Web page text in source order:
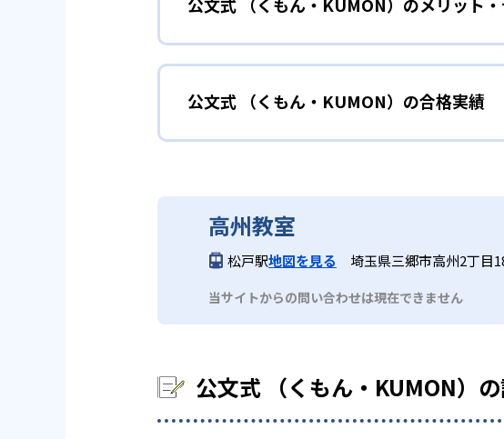
02 自学自習スタイル
KUMONの教材は、簡単な問題から高度な問題
時期から高校教材に進む生徒もいる。
03 フレキシブルな受講ス
KUMONでは、教室が開いている時間内であ
も通室しやすい。また、教室によっては自宅か
KUMONでは細かいステップに分かれた教材で
目でも自分で解けた達成感を味わうことで、少
中学生・高校生 部活や習い事と両立
宿題の量や進め方に関しては、いつでも気軽に
どんなメリットがある？
KUMONでは自学自習スタイルで勉強するため
い。
どんなデメリットがある？
KUMONでは、中高生のクラスでも数学・英
だろう。
公文式 （くもん・KUMON）の合格実績
KUMONは、公式サイトでは合格実績は公開し
高州教室
松戸駅地図を見る 埼玉県三郷市高州2丁目
当サイトからの問い合わせは現在できません
公文式 （くもん・KUMON）